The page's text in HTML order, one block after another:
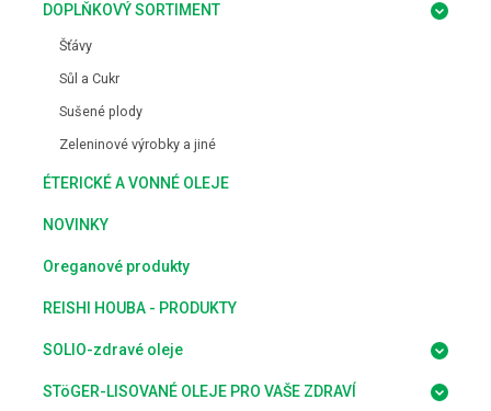
DOPLŇKOVÝ SORTIMENT
Šťávy
Sůl a Cukr
Sušené plody
Zeleninové výrobky a jiné
ÉTERICKÉ A VONNÉ OLEJE
NOVINKY
Oreganové produkty
REISHI HOUBA - PRODUKTY
SOLIO-zdravé oleje
STöGER-LISOVANÉ OLEJE PRO VAŠE ZDRAVÍ